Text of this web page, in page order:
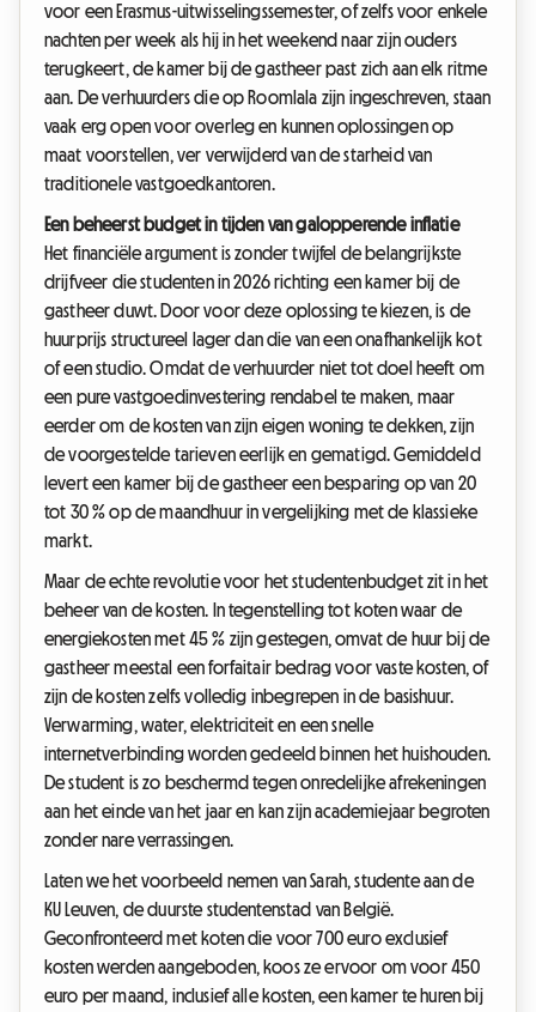
voor een Erasmus-uitwisselingssemester, of zelfs voor enkele
nachten per week als hij in het weekend naar zijn ouders
terugkeert, de kamer bij de gastheer past zich aan elk ritme
aan. De verhuurders die op Roomlala zijn ingeschreven, staan
vaak erg open voor overleg en kunnen oplossingen op
maat voorstellen, ver verwijderd van de starheid van
traditionele vastgoedkantoren.
Een beheerst budget in tijden van galopperende inflatie
Het financiële argument is zonder twijfel de belangrijkste
drijfveer die studenten in 2026 richting een kamer bij de
gastheer duwt. Door voor deze oplossing te kiezen, is de
huurprijs structureel lager dan die van een onafhankelijk kot
of een studio. Omdat de verhuurder niet tot doel heeft om
een pure vastgoedinvestering rendabel te maken, maar
eerder om de kosten van zijn eigen woning te dekken, zijn
de voorgestelde tarieven eerlijk en gematigd. Gemiddeld
levert een kamer bij de gastheer een besparing op van 20
tot 30 % op de maandhuur in vergelijking met de klassieke
markt.
Maar de echte revolutie voor het studentenbudget zit in het
beheer van de kosten. In tegenstelling tot koten waar de
energiekosten met 45 % zijn gestegen, omvat de huur bij de
gastheer meestal een forfaitair bedrag voor vaste kosten, of
zijn de kosten zelfs volledig inbegrepen in de basishuur.
Verwarming, water, elektriciteit en een snelle
internetverbinding worden gedeeld binnen het huishouden.
De student is zo beschermd tegen onredelijke afrekeningen
aan het einde van het jaar en kan zijn academiejaar begroten
zonder nare verrassingen.
Laten we het voorbeeld nemen van Sarah, studente aan de
KU Leuven, de duurste studentenstad van België.
Geconfronteerd met koten die voor 700 euro exclusief
kosten werden aangeboden, koos ze ervoor om voor 450
euro per maand, inclusief alle kosten, een kamer te huren bij